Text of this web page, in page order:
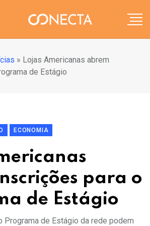
» Lojas Americanas abrem
de Estágio
ECONOMIA
para o
de Estágio
Programa de Estágio da rede podem